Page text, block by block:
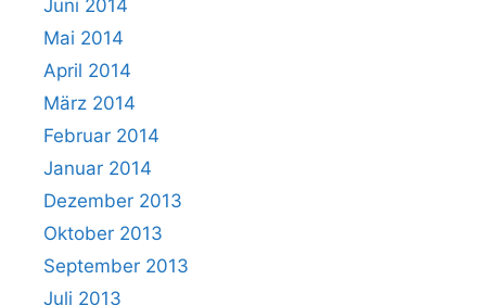
Juni 2014
Mai 2014
April 2014
März 2014
Februar 2014
Januar 2014
Dezember 2013
Oktober 2013
September 2013
Juli 2013